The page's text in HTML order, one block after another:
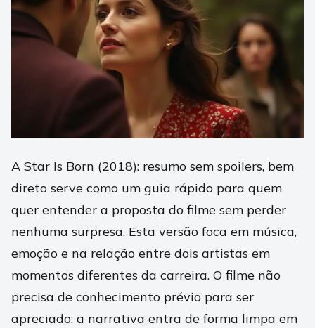
A Star Is Born (2018): resumo sem spoilers, bem
direto serve como um guia rápido para quem
quer entender a proposta do filme sem perder
nenhuma surpresa. Esta versão foca em música,
emoção e na relação entre dois artistas em
momentos diferentes da carreira. O filme não
precisa de conhecimento prévio para ser
apreciado: a narrativa entra de forma limpa em